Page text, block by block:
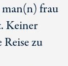
man(n) frau
Keiner
zu